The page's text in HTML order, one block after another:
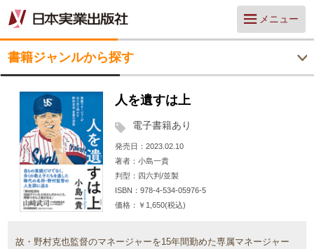
メニュー
書籍ジャンルから探す
人を遺すは上
電子書籍あり
発売日
2023.02.10
著者
小島一貴
判型
四六判/並製
ISBN
978-4-534-05976-5
価格
￥1,650(税込)
故・野村克也監督のマネージャーを15年間勤めた専属マネージャー